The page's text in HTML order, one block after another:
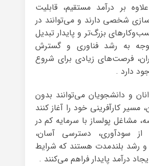
بر درآمد مستقیم، قابلیت
شخصی دارند و می‌توانند در
بزرگ‌تر و پایدار تبدیل
به رشد فناوری و گسترش
فرصت‌های زیادی برای شروع
دارد .
و دانشجویان می‌توانند بدون
مسیر کارآفرینی خود را آغاز کنند
مشاغل پولساز با سرمایه کم در
از سودآوری، دسترسی آسان،
و رشد بلندمدت هستند که شرایط
درآمد پایدار فراهم می‌کنند .